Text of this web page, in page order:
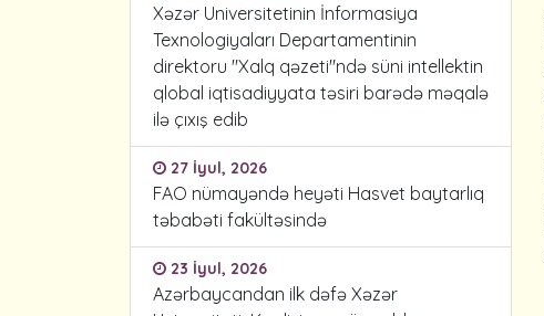
Xəzər Universitetinin İnformasiya
Texnologiyaları Departamentinin
direktoru "Xalq qəzeti"ndə süni intellektin
qlobal iqtisadiyyata təsiri barədə məqalə
ilə çıxış edib
27 İyul, 2026
FAO nümayəndə heyəti Hasvet baytarlıq
təbabəti fakültəsində
23 İyul, 2026
Azərbaycandan ilk dəfə Xəzər